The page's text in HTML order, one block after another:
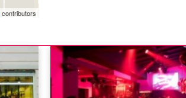
contributors